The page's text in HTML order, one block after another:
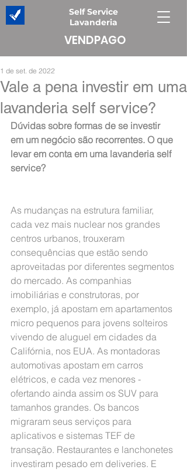
Self Service
Lavanderia
VENDPAGO
Vale a pena investir em uma
lavanderia self service?
1 de set. de 2022
Dúvidas sobre formas de se investir
em um negócio são recorrentes. O que
levar em conta em uma lavanderia self
service?
As mudanças na estrutura familiar,
cada vez mais nuclear nos grandes
centros urbanos, trouxeram
consequências que estão sendo
aproveitadas por diferentes segmentos
do mercado. As companhias
imobiliárias e construtoras, por
exemplo, já apostam em apartamentos
micro pequenos para jovens solteiros
vivendo de aluguel em cidades da
Califórnia, nos EUA. As montadoras
automotivas apostam em carros
elétricos, e cada vez menores -
ofertando ainda assim os SUV para
tamanhos grandes. Os bancos
migraram seus serviços para
aplicativos e sistemas TEF de
transação. Restaurantes e lanchonetes
investiram pesado em deliveries. E